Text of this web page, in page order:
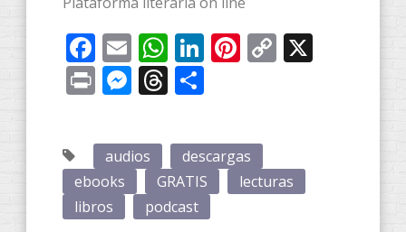
Facebook
EmailWhatsApp
LinkedIn
Pinterest
Copy
PrintMessenger
Threads
audios
descargas
ebooks
GRATIS
lecturas
libros
podcast